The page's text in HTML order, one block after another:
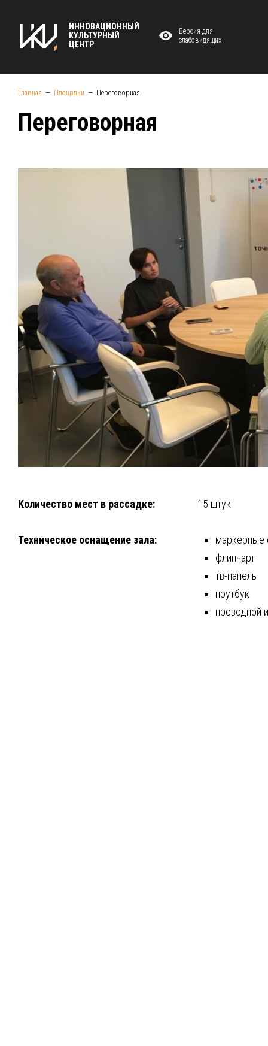
ИННОВАЦИОННЫЙ
КУЛЬТУРНЫЙ
ЦЕНТР
Версия для
слабовидящих
Главная Площадки Переговорная
Переговорная
Количество мест в рассадке:
Техническое оснащение зала:
15 штук
маркерные
флипчарт
тв-панель
ноутбук
проводной